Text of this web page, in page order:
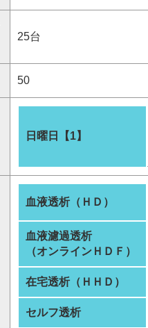
25台
50
日曜日【1】
血液透析（ＨＤ）
血液濾過透析
（オンラインＨＤＦ）
在宅透析（ＨＨＤ）
セルフ透析